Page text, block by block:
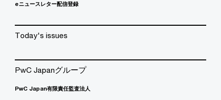
eニュースレター配信登録
Today's issues
PwC Japanグループ
PwC Japan有限責任監査法人